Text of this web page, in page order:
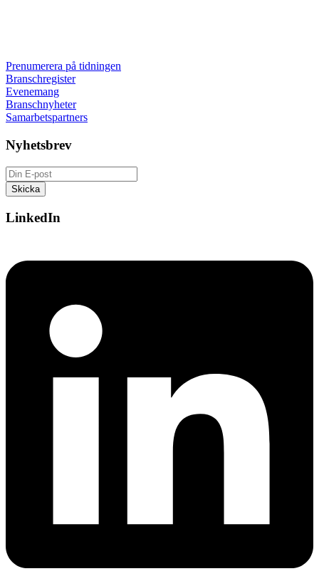
Prenumerera på tidningen
Branschregister
Evenemang
Branschnyheter
Samarbetspartners
Nyhetsbrev
LinkedIn